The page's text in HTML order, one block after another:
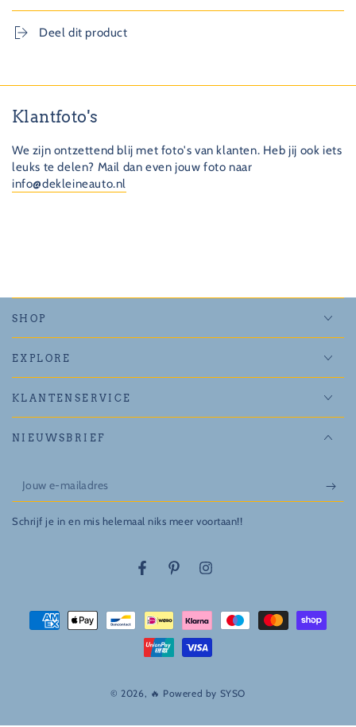
Deel dit product
Klantfoto's
We zijn ontzettend blij met foto's van klanten. Heb jij ook iets
leuks te delen? Mail dan even jouw foto naar
info@dekleineauto.nl
SHOP
EXPLORE
KLANTENSERVICE
NIEUWSBRIEF
Jouw
e-
mailadres
Schrijf je in en mis helemaal niks meer voortaan!!
FacebookPinterestInstagram
© 2026, 🔥 Powered by SYSO
Betaalmethodes